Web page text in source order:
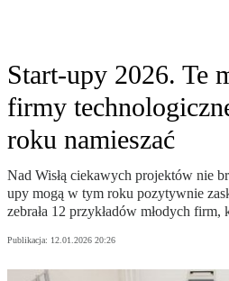
Start-upy 2026. Te
firmy
roku namieszać
Nad Wisłą ciekawych projektów nie
upy mogą w tym roku pozytywnie
zebrała 12 przykładów młodych
Publikacja: 12.01.2026 20:26